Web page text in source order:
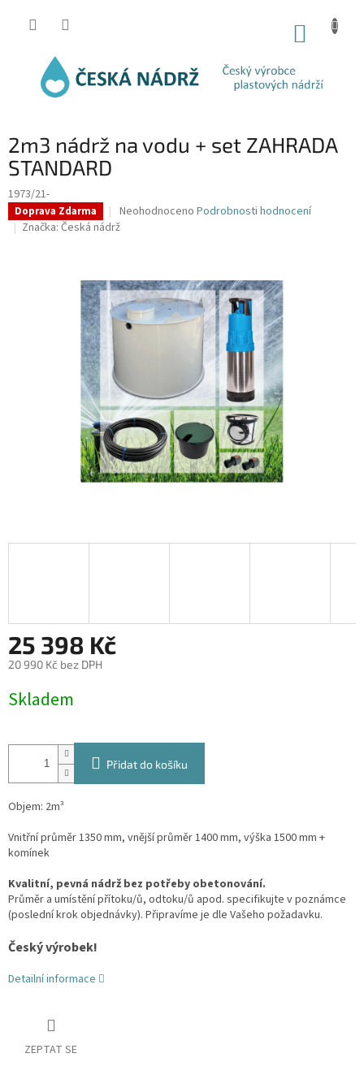
2m3 nádrž na vodu + set ZAHRADA
STANDARD
1973/21-
Doprava Zdarma
Průměrné
hodnocení
z
5
hvězdiček.
Neohodnoceno Podrobnosti hodnocení
Značka: Česká nádrž
25 398 Kč
20 990 Kč bez DPH
cena:
Skladem
Přidat do košíku
Objem: 2m³
Vnitřní průměr 1350 mm, vnější průměr 1400 mm, výška 1500 mm +
komínek
Kvalitní, pevná nádrž bez potřeby obetonování.
Průměr a umístění přítoku/ů, odtoku/ů apod. specifikujte v poznámce
(poslední krok objednávky). Připravíme je dle Vašeho požadavku.
Český výrobek!
Detailní informace
ZEPTAT SE